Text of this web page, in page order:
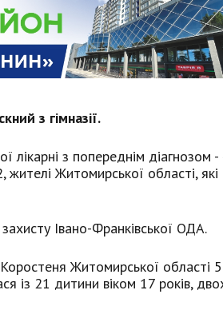
з гімназії.
лікарні з попереднім діагнозом
Житомирської області,
Івано-Франківської ОДА.
Житомирської області
із 21 дитини віком 17 років,